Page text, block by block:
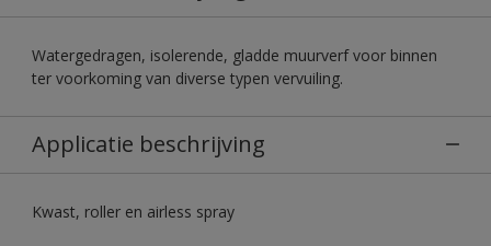
Watergedragen, isolerende, gladde muurverf voor binnen
ter voorkoming van diverse typen vervuiling.
Applicatie beschrijving
Kwast, roller en airless spray